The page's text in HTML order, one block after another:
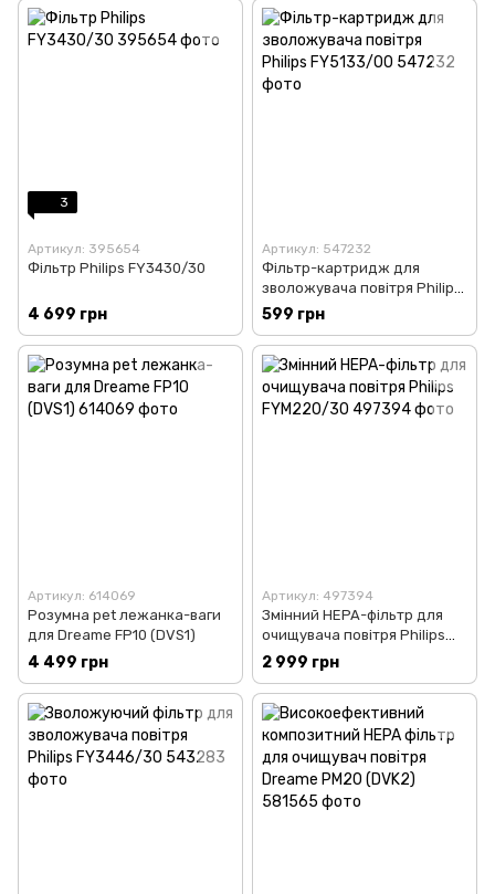
3
Артикул: 395654
Фільтр Philips FY3430/30
4 699 грн
Артикул: 547232
Фільтр-картридж для
зволожувача повітря Philips
FY5133/00
599 грн
Артикул: 614069
Розумна pet лежанка-ваги
для Dreame FP10 (DVS1)
4 499 грн
Артикул: 497394
Змінний HEPA-фільтр для
очищувача повітря Philips
FYM220/30
2 999 грн